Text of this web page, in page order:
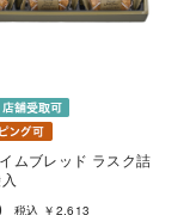
ムブレッド ラスク詰
税込 ￥2,613